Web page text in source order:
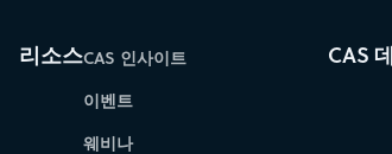
리소스CAS 인사이트
이벤트
웨비나
CAS